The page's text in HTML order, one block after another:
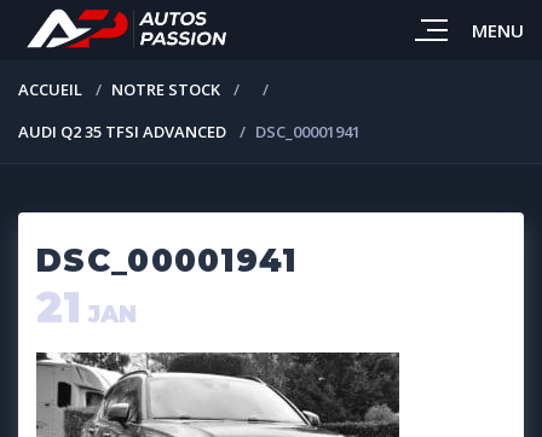
MENU
ACCUEIL
NOTRE STOCK
AUDI Q2 35 TFSI ADVANCED
DSC_00001941
DSC_00001941
21 JAN